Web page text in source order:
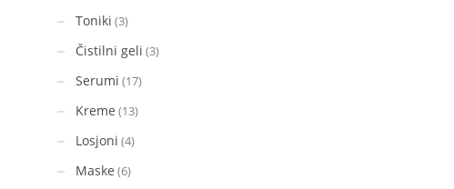
Toniki (3)
Čistilni geli (3)
Serumi (17)
Kreme (13)
Losjoni (4)
Maske (6)